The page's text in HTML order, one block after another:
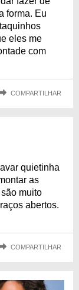
forma. Eu
eles me
com
COMPARTILHAR
quietinha
as
muito
abertos.
COMPARTILHAR